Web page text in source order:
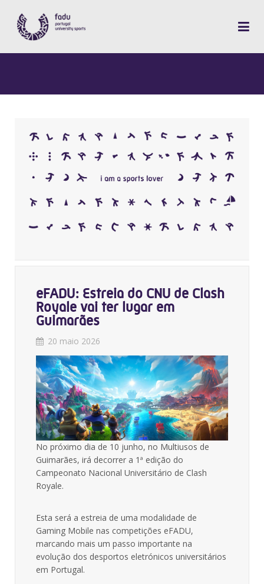
eFADU: Estreia do CNU de Clash
Royale vai ter lugar em
Guimarães
20 maio 2026
No próximo dia de 10 junho, no Multiusos de
Guimarães, irá decorrer a 1ª edição do
Campeonato Nacional Universitário de Clash
Royale.
Esta será a estreia de uma modalidade de
Gaming Mobile nas competições eFADU,
marcando mais um passo importante na
evolução dos desportos eletrónicos universitários
em Portugal.